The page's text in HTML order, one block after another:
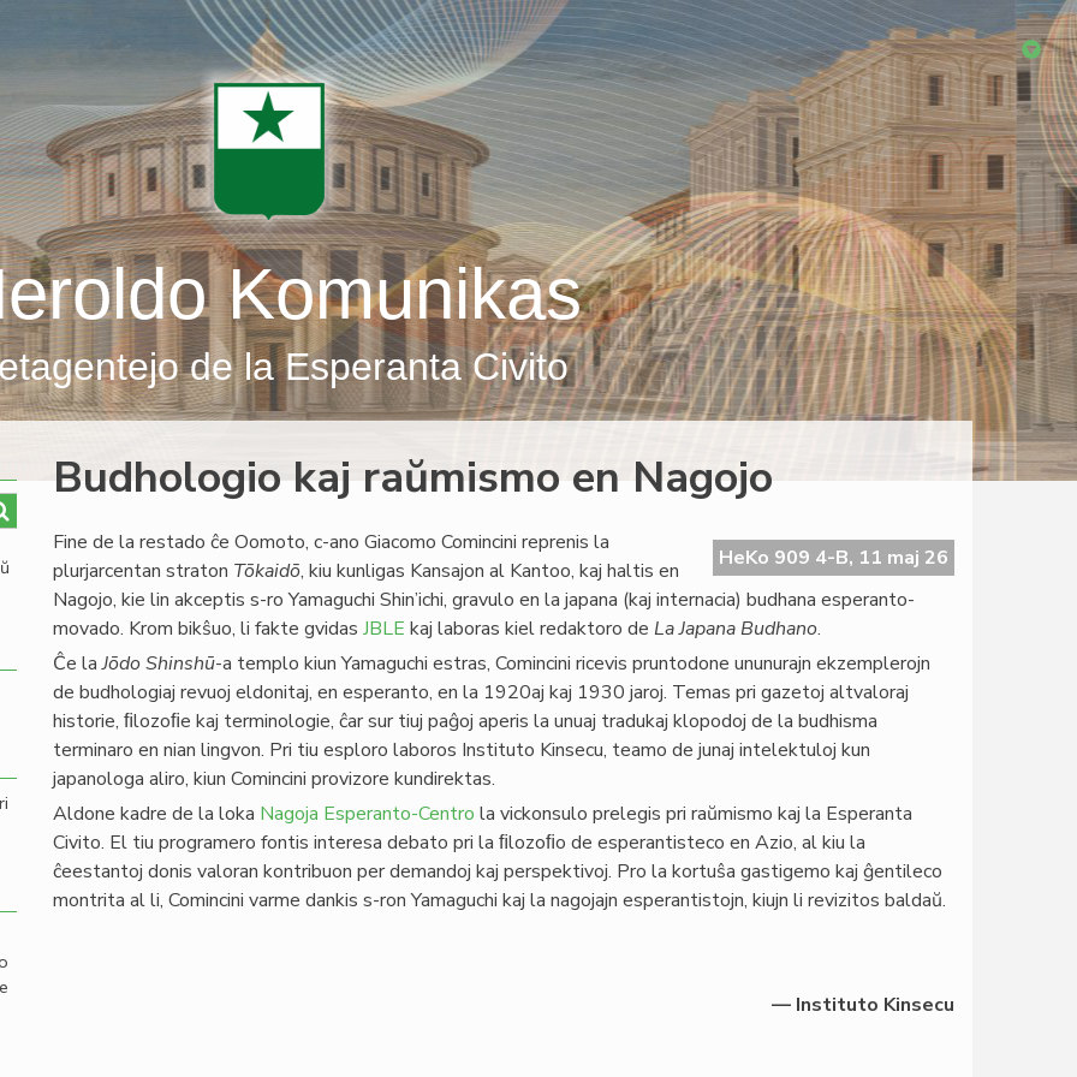
Komunikas
de la Esperanta Civito
Budhologio kaj raŭmismo en Nagojo
HeKo 909 4-B, 11 maj 26
Fine de la restado ĉe Oomoto, c-ano Giacomo Comincini reprenis la
plurjarcentan straton Tōkaidō, kiu kunligas Kansajon al Kantoo, kaj haltis en
Nagojo, kie lin akceptis s-ro Yamaguchi Shin’ichi, gravulo en la japana (kaj internacia) budhana esperanto-
movado. Krom bikŝuo, li fakte gvidas JBLE kaj laboras kiel redaktoro de La Japana Budhano.
Ĉe laJōdo Shinshū-a templo kiun Yamaguchi estras, Comincini ricevis pruntodone ununurajn ekzemplerojn
de budhologiaj revuoj eldonitaj, en esperanto, en la 1920aj kaj 1930 jaroj. Temas pri gazetoj altvaloraj
historie, ﬁlozoﬁe kaj terminologie, ĉar sur tiuj paĝoj aperis la unuaj tradukaj klopodoj de la budhisma
terminaro en nian lingvon. Pri tiu esploro laboros Instituto Kinsecu, teamo de junaj intelektuloj kun
japanologa aliro, kiun Comincini provizore kundirektas.
Aldone kadre de la loka Nagoja Esperanto-Centro la vickonsulo prelegis pri raŭmismo kaj la Esperanta
Civito. El tiu programero fontis interesa debato pri la ﬁlozoﬁo de esperantisteco en Azio, al kiu la
ĉeestantoj donis valoran kontribuon per demandoj kaj perspektivoj. Pro la kortuŝa gastigemo kaj ĝentileco
montrita al li, Comincini varme dankis s-ron Yamaguchi kaj la nagojajn esperantistojn, kiujn li revizitos baldaŭ.
— Instituto Kinsecu